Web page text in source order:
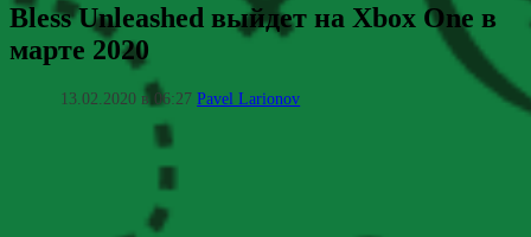
Bless Unleashed выйдет на Xbox One в
марте 2020
13.02.2020 в 06:27Pavel Larionov